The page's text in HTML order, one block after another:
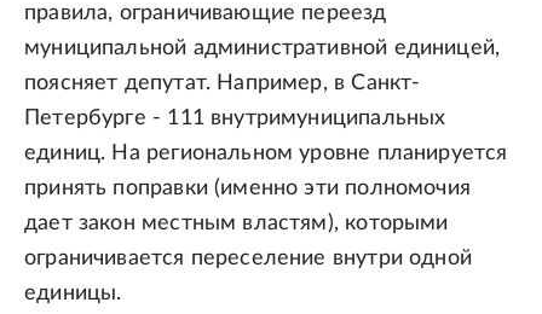
правила, ограничивающие переезд
муниципальной административной единицей,
поясняет депутат. Например, в Санкт-
Петербурге - 111 внутримуниципальных
единиц. На региональном уровне планируется
принять поправки (именно эти полномочия
дает закон местным властям), которыми
ограничивается переселение внутри одной
единицы.